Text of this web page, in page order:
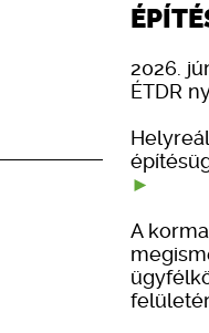
2026.
ÉTDR
A